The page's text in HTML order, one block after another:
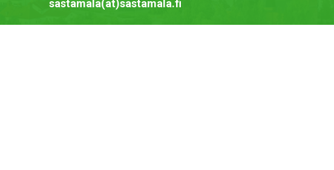
sastamala(at)sastamala.fi